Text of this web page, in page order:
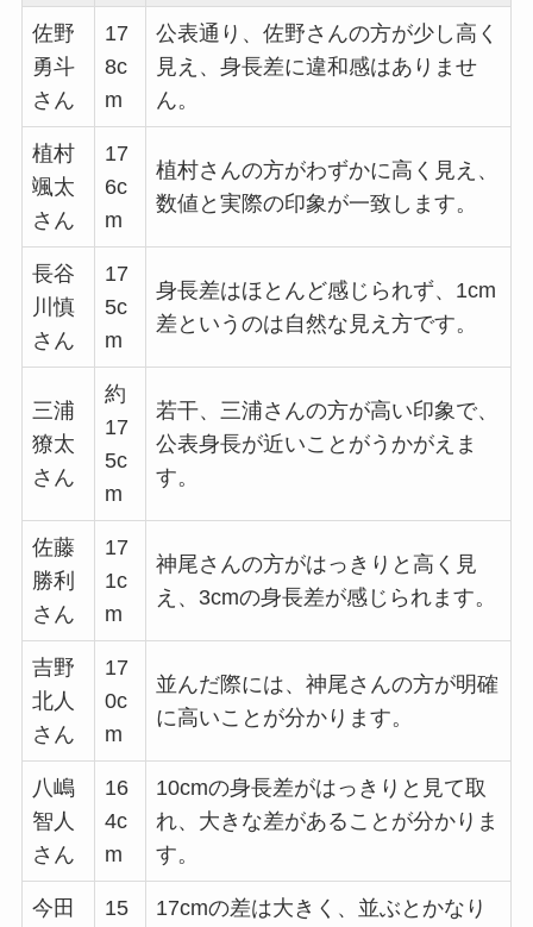
佐野
勇斗
さん
17
8c
m
公表通り、佐野さんの方が少し高く
見え、身長差に違和感はありませ
ん。
植村
颯太
さん
17
6c
m
植村さんの方がわずかに高く見え、
数値と実際の印象が一致します。
長谷
川慎
さん
17
5c
m
身長差はほとんど感じられず、1cm
差というのは自然な見え方です。
三浦
獠太
さん
約
17
5c
m
若干、三浦さんの方が高い印象で、
公表身長が近いことがうかがえま
す。
佐藤
勝利
さん
17
1c
m
神尾さんの方がはっきりと高く見
え、3cmの身長差が感じられます。
吉野
北人
さん
17
0c
m
並んだ際には、神尾さんの方が明確
に高いことが分かります。
八嶋
智人
さん
16
4c
m
10cmの身長差がはっきりと見て取
れ、大きな差があることが分かりま
す。
今田
15
17cmの差は大きく、並ぶとかなり